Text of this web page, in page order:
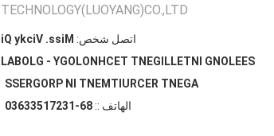
TECHNOLOGY(LUOYANG)CO.,LTD
اتصل شخص: Miss. Vicky Qi
SEELONG INTELLIGENT TECHNOLOGY - GLOBAL
AGENT RECRUITMENT IN PROGRESS
الهاتف :: 86-13271533630